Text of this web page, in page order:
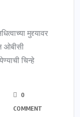
मुद्द्यावर
ओबीसी
चिन्हे
0
COMMENT